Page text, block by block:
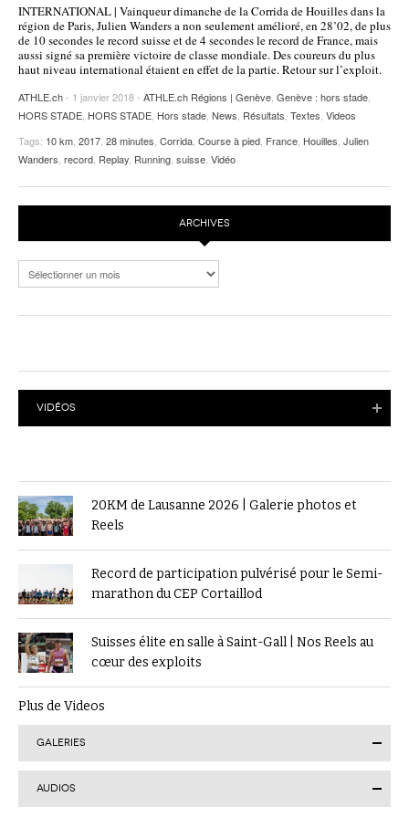
POURQUOI ATHLE.CH ?
ATHLE.CH RÉGIONS | VAUD
HIGHLIGHTS
LIVRES
INTERNATIONAL | Vainqueur dimanche de la Corrida de Houilles dans la
région de Paris, Julien Wanders a non seulement amélioré, en 28’02, de plus
de 10 secondes le record suisse et de 4 secondes le record de France, mais
aussi signé sa première victoire de classe mondiale. Des coureurs du plus
haut niveau international étaient en effet de la partie. Retour sur l’exploit.
ATHLE.ch- 1 janvier 2018 - ATHLE.ch Régions | Genève Genève : hors stade
HORS STADE HORS STADE Hors stade News Résultats Textes Videos
Tags: 10 km 2017 28 minutes Corrida Course à pied France Houilles Julien
Wanders record Replay Running suisse Vidéo
ARCHIVES
Archives
VIDÉOS
20KM de Lausanne 2026 | Galerie photos et
Reels
Record de participation pulvérisé pour le Semi-
marathon du CEP Cortaillod
Suisses élite en salle à Saint-Gall | Nos Reels au
cœur des exploits
Plus de Videos
GALERIES
AUDIOS